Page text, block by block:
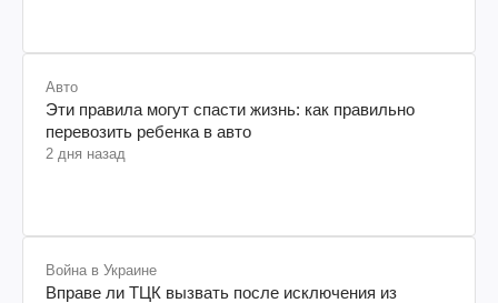
Авто
Эти правила могут спасти жизнь: как правильно
перевозить ребенка в авто
2 дня назад
Война в Украине
Вправе ли ТЦК вызвать после исключения из